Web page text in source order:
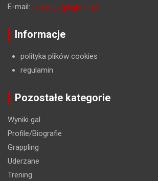
E-mail: redakcja@fight24.pl
Informacje
polityka plików cookies
regulamin
Pozostałe kategorie
Wyniki gal
Profile/Biografie
Grappling
Uderzane
Trening